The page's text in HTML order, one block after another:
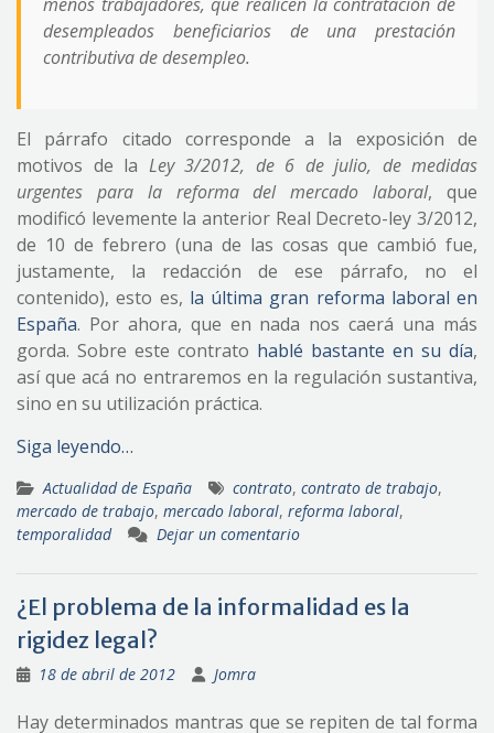
desempleados beneficiarios de una prestación
contributiva de desempleo.
El párrafo citado corresponde a la exposición de
motivos de la Ley 3/2012, de 6 de julio, de medidas
urgentes para la reforma del mercado laboral, que
modificó levemente la anterior Real Decreto-ley 3/2012,
de 10 de febrero (una de las cosas que cambió fue,
justamente, la redacción de ese párrafo, no el
contenido), esto es, la última gran reforma laboral en
España. Por ahora, que en nada nos caerá una más
gorda. Sobre este contrato hablé bastante en su día,
así que acá no entraremos en la regulación sustantiva,
sino en su utilización práctica.
Siga leyendo…
Actualidad de España contrato, contrato de trabajo,
mercado de trabajo, mercado laboral, reforma laboral,
temporalidad
Dejar un comentario
¿El problema de la informalidad es la
rigidez legal?
18 de abril de 2012 Jomra
Hay determinados mantras que se repiten de tal forma